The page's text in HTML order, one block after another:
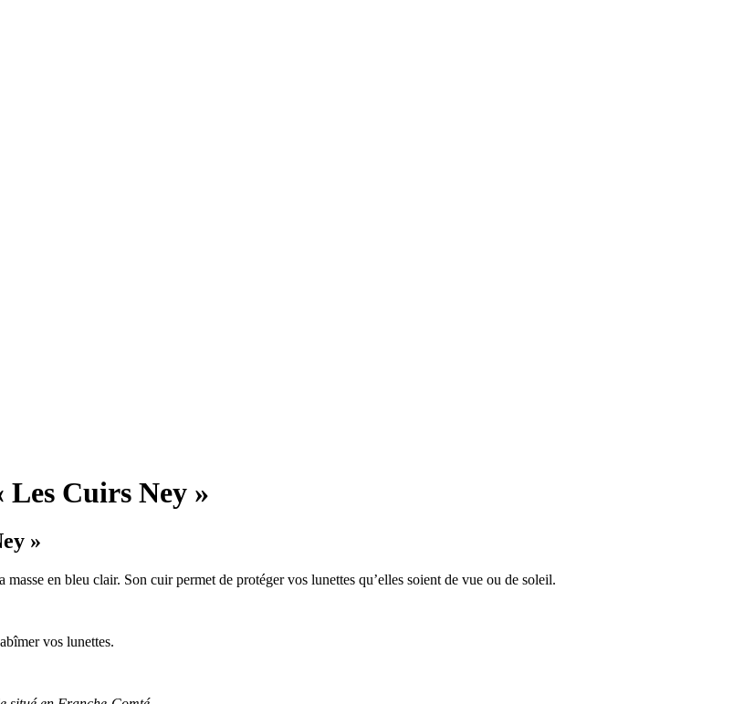
Cuirs Ney »
»
en bleu clair. Son cuir permet de protéger vos lunettes qu’elles soient de vue ou de soleil.
vos lunettes.